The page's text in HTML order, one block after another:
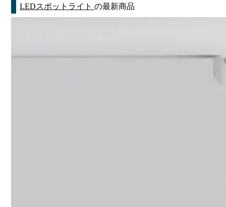
LEDスポットライトの最新商品